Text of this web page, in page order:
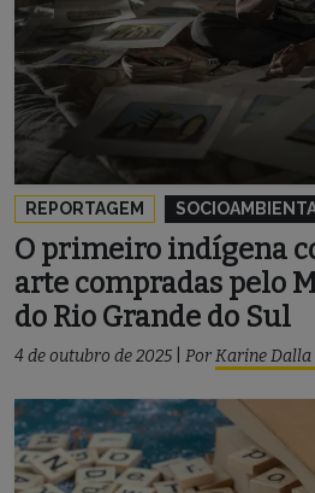
REPORTAGEM
O primeiro indígena
arte compradas pelo
do Rio Grande do Sul
4 de outubro de 2025 PorKarine Dalla